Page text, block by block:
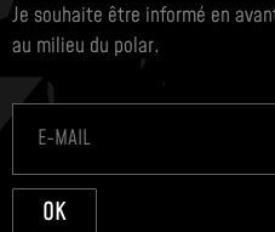
Je souhaite être informé en
au milieu du polar.
OK